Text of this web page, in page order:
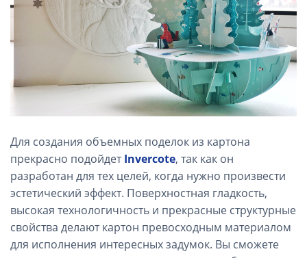
Для создания объемных поделок из картона
прекрасно подойдетInvercote, так как он
разработан для тех целей, когда нужно произвести
эстетический эффект. Поверхностная гладкость,
высокая технологичность и прекрасные структурные
свойства делают картон превосходным материалом
для исполнения интересных задумок. Вы сможете